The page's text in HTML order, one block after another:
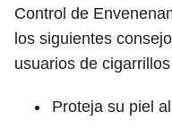
Control de
los siguientes
usuarios de
Proteja su piel